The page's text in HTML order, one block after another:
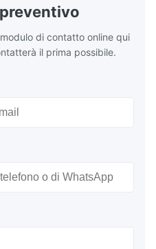
di contatto online qui
il prima possibile.